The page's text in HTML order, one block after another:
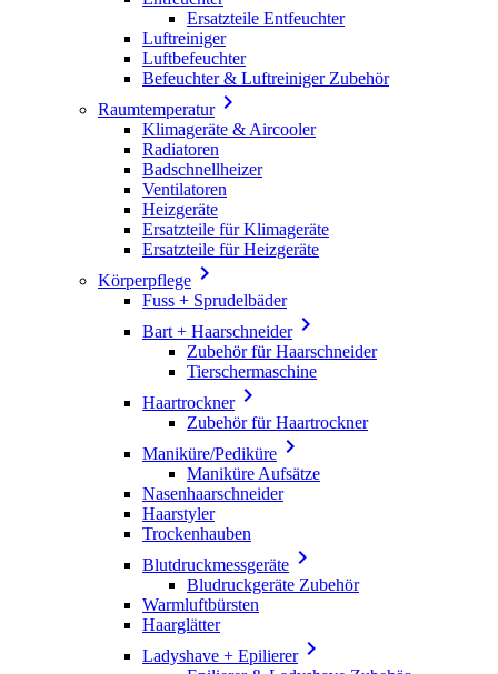
Ersatzteile Entfeuchter
Luftreiniger
Luftbefeuchter
Befeuchter & Luftreiniger Zubehör
Raumtemperatur
Klimageräte & Aircooler
Radiatoren
Badschnellheizer
Ventilatoren
Heizgeräte
Ersatzteile für Klimageräte
Ersatzteile für Heizgeräte
Körperpflege 
Fuss + Sprudelbäder
Bart + Haarschneider
Zubehör für Haarschneider
Tierschermaschine
Haartrockner
Zubehör für Haartrockner
Maniküre/Pediküre 
Maniküre Aufsätze
Nasenhaarschneider
Haarstyler
Trockenhauben
Blutdruckmessgeräte 
Bludruckgeräte Zubehör
Warmluftbürsten
Haarglätter
Ladyshave + Epilierer